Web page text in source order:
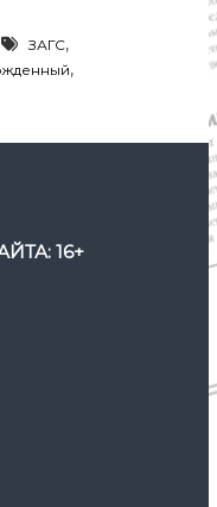
ЗАГС,
,
16+